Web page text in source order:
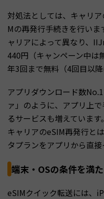
対処法としては、キャリ
Mの再発行手続きを行い
ャリアによって異なり、
440円（キャンペーン中は
年3回まで無料（4回目以
アプリダウンロード数
ァ」のように、アプリ上
るサービスも増えています
キャリアのeSIM再発行と
タプランをアプリから直接
端末・OSの条件を満
eSIMクイック転送には、